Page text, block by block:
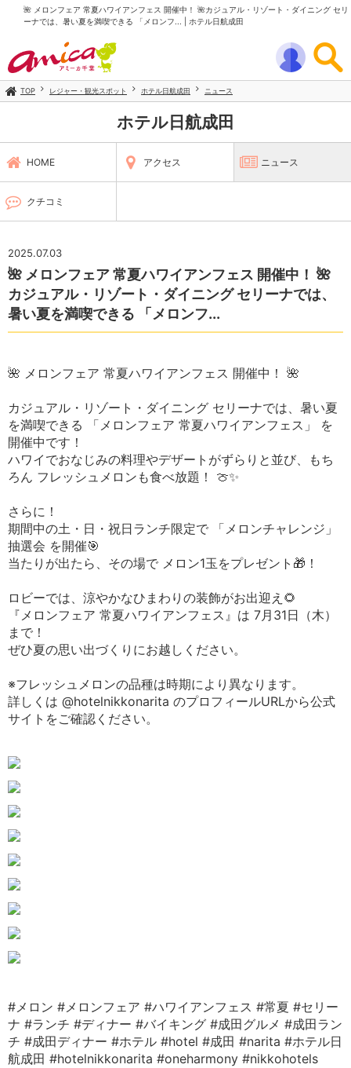
🌺 メロンフェア 常夏ハワイアンフェス 開催中！ 🌺カジュアル・リゾート・ダイニング セリ
ーナでは、暑い夏を満喫できる 「メロンフ... | ホテル日航成田
TOP レジャー・観光スポット ホテル日航成田 ニュース
ホテル日航成田
HOME アクセス ニュース
クチコミ
2025.07.03
🌺 メロンフェア 常夏ハワイアンフェス 開催中！ 🌺
カジュアル・リゾート・ダイニング セリーナでは、
暑い夏を満喫できる 「メロンフ...
🌺 メロンフェア 常夏ハワイアンフェス 開催中！ 🌺
カジュアル・リゾート・ダイニング セリーナでは、暑い夏
を満喫できる 「メロンフェア 常夏ハワイアンフェス」 を
開催中です！
ハワイでおなじみの料理やデザートがずらりと並び、もち
ろん フレッシュメロンも食べ放題！ 🍈✨
さらに！
期間中の土・日・祝日ランチ限定で 「メロンチャレンジ」
抽選会 を開催🎯
当たりが出たら、その場で メロン1玉をプレゼント🎁！
ロビーでは、涼やかなひまわりの装飾がお出迎え🌻
『メロンフェア 常夏ハワイアンフェス』は 7月31日（木）
まで！
ぜひ夏の思い出づくりにお越しください。
※フレッシュメロンの品種は時期により異なります。
詳しくは @hotelnikkonarita のプロフィールURLから公式
サイトをご確認ください。
#メロン #メロンフェア #ハワイアンフェス #常夏 #セリー
ナ #ランチ #ディナー #バイキング #成田グルメ #成田ラン
チ #成田ディナー #ホテル #hotel #成田 #narita #ホテル日
航成田 #hotelnikkonarita #oneharmony #nikkohotels